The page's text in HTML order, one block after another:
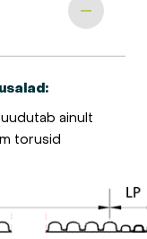
ainult
torusid